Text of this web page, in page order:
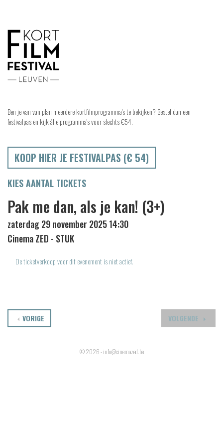
Ben je van van plan meerdere kortfilmprogramma's te bekijken? Bestel dan een
festivalpas en kijk álle programma's voor slechts €54.
KOOP HIER JE FESTIVALPAS (€ 54)
KIES AANTAL TICKETS
Pak me dan, als je kan! (3+)
zaterdag 29 november 2025 14:30
Cinema ZED - STUK
De ticketverkoop voor dit evenement is niet actief.
VOLGENDE
VORIGE
© 2026 - info@cinemazed.be